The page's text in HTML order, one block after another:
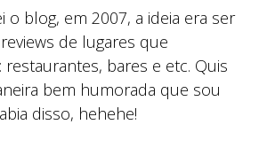
o blog, em 2007, a ideia era ser
de lugares que
restaurantes, bares e etc. Quis
bem humorada que sou
disso, hehehe!